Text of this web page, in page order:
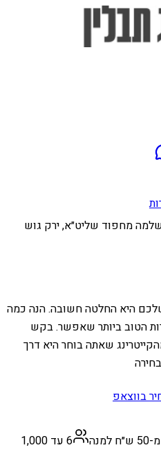
מחפוד שליט״א, ירק גוש
שלכם היא החלטה חשובה. הנה כמה
הטוב ביותר שאפשר. בקש
שאתה בוחר היא דרך
בווצאפ
6 עד 1,000